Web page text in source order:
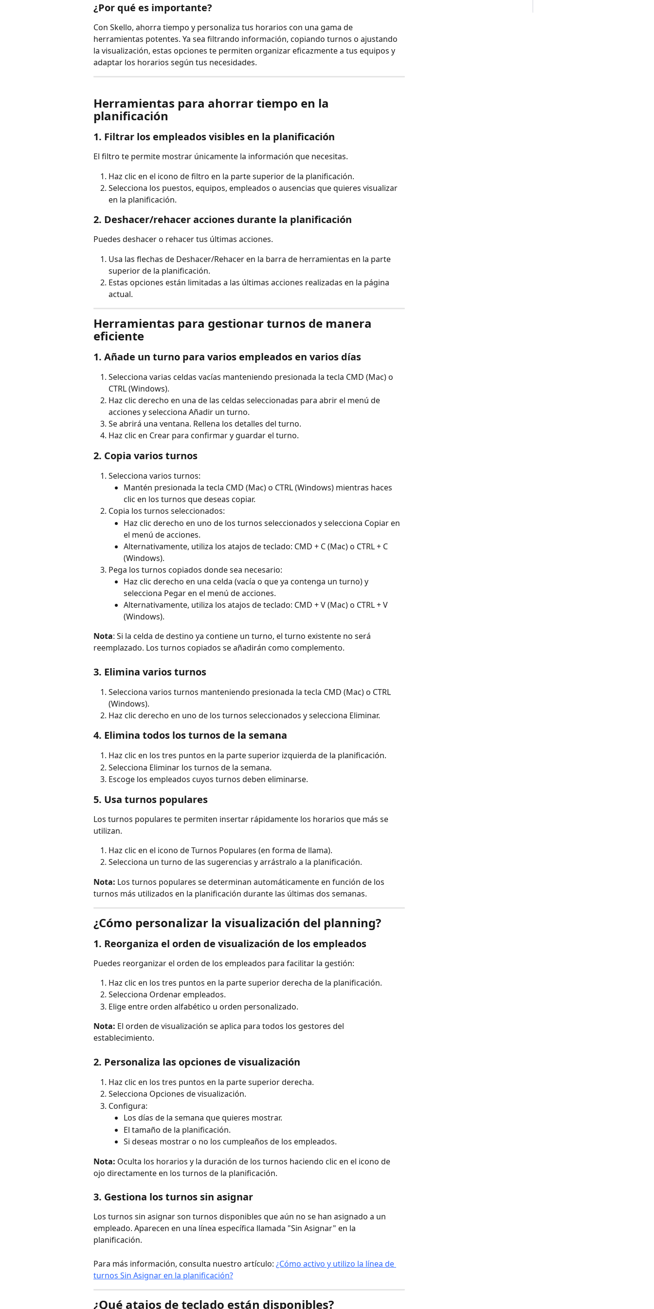
¿Por qué es importante?
Con Skello, ahorra tiempo y personaliza tus horarios con una gama de
herramientas potentes. Ya sea filtrando información, copiando turnos o ajustando
la visualización, estas opciones te permiten organizar eficazmente a tus equipos y
adaptar los horarios según tus necesidades.
Herramientas para ahorrar tiempo en la
planificación
1. Filtrar los empleados visibles en la planificación
El filtro te permite mostrar únicamente la información que necesitas.
Haz clic en el icono de filtro en la parte superior de la planificación.
Selecciona los puestos, equipos, empleados o ausencias que quieres visualizar
en la planificación.
2. Deshacer/rehacer acciones durante la planificación
Puedes deshacer o rehacer tus últimas acciones.
Usa las flechas de Deshacer/Rehacer en la barra de herramientas en la parte
superior de la planificación.
Estas opciones están limitadas a las últimas acciones realizadas en la página
actual.
Herramientas para gestionar turnos de manera
eficiente
1. Añade un turno para varios empleados en varios días
Selecciona varias celdas vacías manteniendo presionada la tecla CMD (Mac) o
CTRL (Windows).
Haz clic derecho en una de las celdas seleccionadas para abrir el menú de
acciones y selecciona Añadir un turno.
Se abrirá una ventana. Rellena los detalles del turno.
Haz clic en Crear para confirmar y guardar el turno.
2. Copia varios turnos
Selecciona varios turnos:
Mantén presionada la tecla CMD (Mac) o CTRL (Windows) mientras haces
clic en los turnos que deseas copiar.
Copia los turnos seleccionados:
Haz clic derecho en uno de los turnos seleccionados y selecciona Copiar en
el menú de acciones.
Alternativamente, utiliza los atajos de teclado: CMD + C (Mac) o CTRL + C
(Windows).
Pega los turnos copiados donde sea necesario:
Haz clic derecho en una celda (vacía o que ya contenga un turno) y
selecciona Pegar en el menú de acciones.
Alternativamente, utiliza los atajos de teclado: CMD + V (Mac) o CTRL + V
(Windows).
Nota: Si la celda de destino ya contiene un turno, el turno existente no será
reemplazado. Los turnos copiados se añadirán como complemento.
3. Elimina varios turnos
Selecciona varios turnos manteniendo presionada la tecla CMD (Mac) o CTRL
(Windows).
Haz clic derecho en uno de los turnos seleccionados y selecciona Eliminar.
4. Elimina todos los turnos de la semana
Haz clic en los tres puntos en la parte superior izquierda de la planificación.
Selecciona Eliminar los turnos de la semana.
Escoge los empleados cuyos turnos deben eliminarse.
5. Usa turnos populares
Los turnos populares te permiten insertar rápidamente los horarios que más se
utilizan.
Haz clic en el icono de Turnos Populares (en forma de llama).
Selecciona un turno de las sugerencias y arrástralo a la planificación.
Nota: Los turnos populares se determinan automáticamente en función de los
turnos más utilizados en la planificación durante las últimas dos semanas.
¿Cómo personalizar la visualización del planning?
1. Reorganiza el orden de visualización de los empleados
Puedes reorganizar el orden de los empleados para facilitar la gestión:
Haz clic en los tres puntos en la parte superior derecha de la planificación.
Selecciona Ordenar empleados.
Elige entre orden alfabético u orden personalizado.
Nota: El orden de visualización se aplica para todos los gestores del
establecimiento.
2. Personaliza las opciones de visualización
Haz clic en los tres puntos en la parte superior derecha.
Selecciona Opciones de visualización.
Configura:
Los días de la semana que quieres mostrar.
El tamaño de la planificación.
Si deseas mostrar o no los cumpleaños de los empleados.
Nota: Oculta los horarios y la duración de los turnos haciendo clic en el icono de
ojo directamente en los turnos de la planificación.
3. Gestiona los turnos sin asignar
Los turnos sin asignar son turnos disponibles que aún no se han asignado a un
empleado. Aparecen en una línea específica llamada "Sin Asignar" en la
planificación.
Para más información, consulta nuestro artículo: ¿Cómo activo y utilizo la línea de
turnos Sin Asignar en la planificación?
¿Qué atajos de teclado están disponibles?